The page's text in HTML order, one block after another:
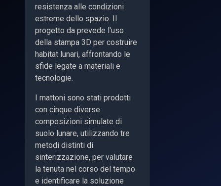
resistenza alle condizioni
estreme dello spazio. Il
progetto da prevede l'uso
della stampa 3D per costruire
habitat lunari, affrontando le
sfide legate a materiali e
tecnologie.
I mattoni sono stati prodotti
con cinque diverse
composizioni simulate di
suolo lunare, utilizzando tre
metodi distinti di
sinterizzazione, per valutare
la tenuta nel corso del tempo
e identificare la soluzione